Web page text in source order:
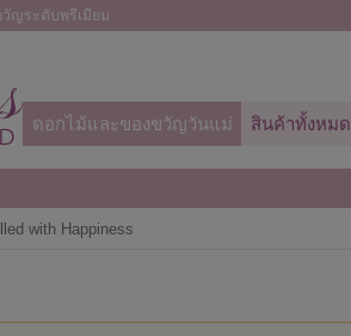
ญระดับพรีเมียม
ดอกไม้และของขวัญวันแม่ สินค้าทั้งหมด
with Happiness